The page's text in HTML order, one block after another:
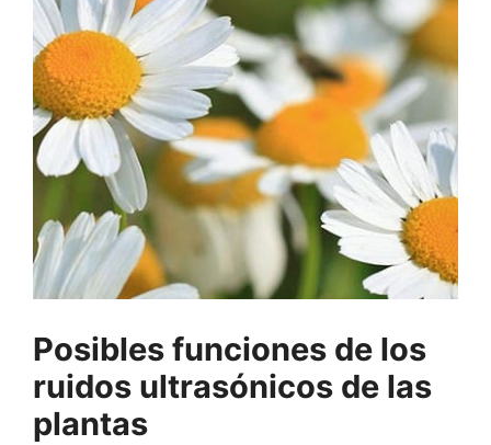
Posibles funciones de los
ruidos ultrasónicos de las
plantas